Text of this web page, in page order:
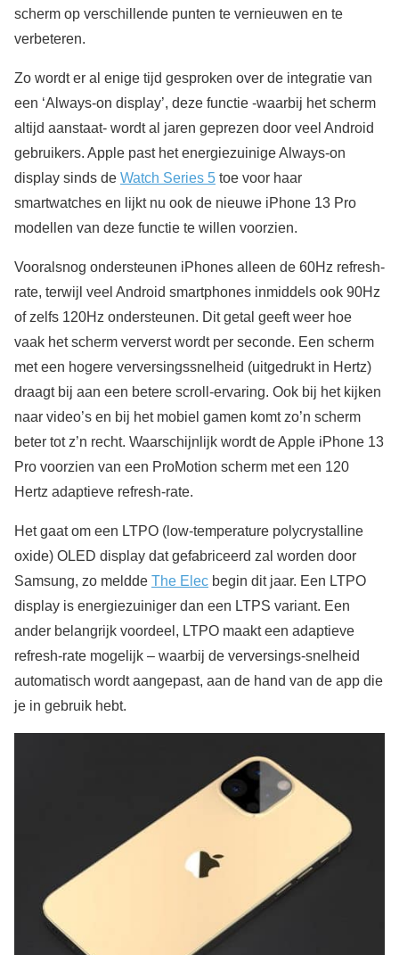
scherm op verschillende punten te vernieuwen en te
verbeteren.
Zo wordt er al enige tijd gesproken over de integratie van
een ‘Always-on display’, deze functie -waarbij het scherm
altijd aanstaat- wordt al jaren geprezen door veel Android
gebruikers. Apple past het energiezuinige Always-on
display sinds de Watch Series 5 toe voor haar
smartwatches en lijkt nu ook de nieuwe iPhone 13 Pro
modellen van deze functie te willen voorzien.
Vooralsnog ondersteunen iPhones alleen de 60Hz refresh-
rate, terwijl veel Android smartphones inmiddels ook 90Hz
of zelfs 120Hz ondersteunen. Dit getal geeft weer hoe
vaak het scherm ververst wordt per seconde. Een scherm
met een hogere verversingssnelheid (uitgedrukt in Hertz)
draagt bij aan een betere scroll-ervaring. Ook bij het kijken
naar video’s en bij het mobiel gamen komt zo’n scherm
beter tot z’n recht. Waarschijnlijk wordt de Apple iPhone 13
Pro voorzien van een ProMotion scherm met een 120
Hertz adaptieve refresh-rate.
Het gaat om een LTPO (low-temperature polycrystalline
oxide) OLED display dat gefabriceerd zal worden door
Samsung, zo meldde The Elec begin dit jaar. Een LTPO
display is energiezuiniger dan een LTPS variant. Een
ander belangrijk voordeel, LTPO maakt een adaptieve
refresh-rate mogelijk – waarbij de verversings-snelheid
automatisch wordt aangepast, aan de hand van de app die
je in gebruik hebt.